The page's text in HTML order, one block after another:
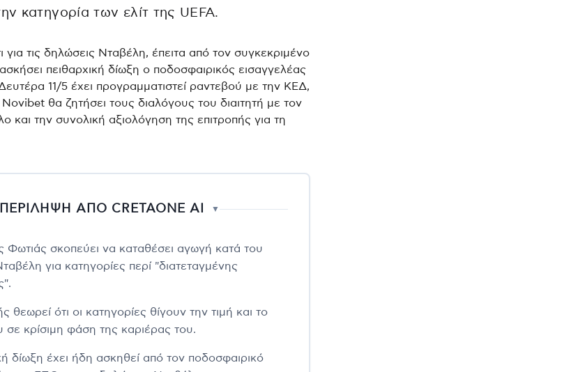
κατηγορία των ελίτ της UEFA.
για τις δηλώσεις Νταβέλη, έπειτα από τον συγκεκριμένο
πειθαρχική δίωξη ο ποδοσφαιρικός εισαγγελέας
11/5 έχει προγραμματιστεί ραντεβού με την ΚΕΔ,
θα ζητήσει τους διαλόγους του διαιτητή με τον
και την συνολική αξιολόγηση της επιτροπής για τη
ΠΕΡΙΛΗΨΗ ΑΠΟ CRETAONE AI ▼
Φωτιάς σκοπεύει να καταθέσει αγωγή κατά του
για κατηγορίες περί "διατεταγμένης
θεωρεί ότι οι κατηγορίες θίγουν την τιμή και το
σε κρίσιμη φάση της καριέρας του.
δίωξη έχει ήδη ασκηθεί από τον ποδοσφαιρικό